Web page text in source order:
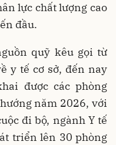
lực chất lượng cao
đầu.
quỹ kêu gọi từ
y tế cơ sở, đến nay
được các phòng
năm 2026, với
đi bộ, ngành Y tế
triển lên 30 phòng